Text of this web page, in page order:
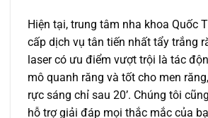
Hiện tại, trung tâm nha khoa Quốc
cấp dịch vụ tân tiến nhất tẩy trắng
laser có ưu điểm vượt trội là tác
mô quanh răng và tốt cho men
rực sáng chỉ sau 20’. Chúng tôi
hỗ trợ giải đáp mọi thắc mắc của